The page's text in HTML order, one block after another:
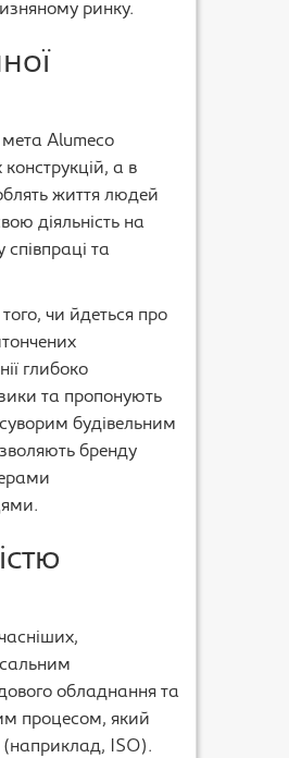
ринку.
мета Alumeco
а в
життя людей
діяльність на
та
чи йдеться про
глибоко
та пропонують
будівельним
бренду
обладнання та
процесом, який
(наприклад, ISO).